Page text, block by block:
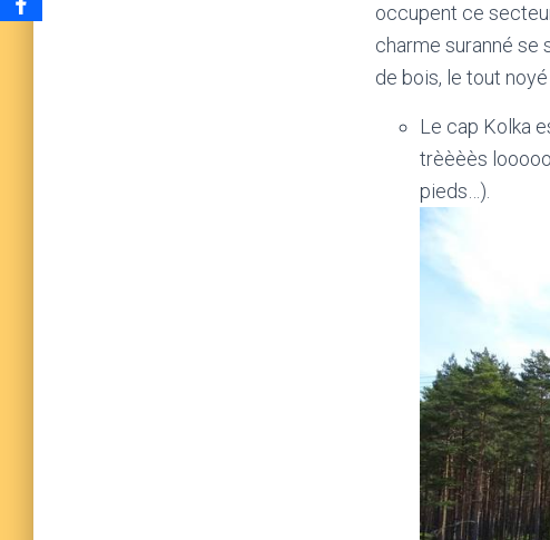
occupent ce
charme suranné se
de bois, le tout
Le cap Kolka
trèèèès
pieds…).